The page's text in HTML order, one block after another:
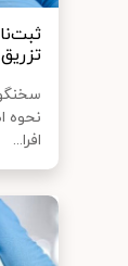
نحوه
افرا...